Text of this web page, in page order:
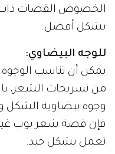
الخصوص القصات ذات
بشكل أفضل.
للوجه البيضاوي:
يمكن أن تناسب
من تسريحات الشعر،
وجوه بيضاوية الشكل
فإن قصة شعر بوب
تعمل بشكل جيد.